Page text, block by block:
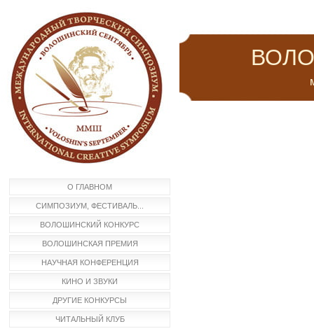
О ГЛАВНОМ
СИМПОЗИУМ, ФЕСТИВАЛЬ...
ВОЛОШИНСКИЙ КОНКУРС
ВОЛОШИНСКАЯ ПРЕМИЯ
НАУЧНАЯ КОНФЕРЕНЦИЯ
КИНО И ЗВУКИ
ДРУГИЕ КОНКУРСЫ
ЧИТАЛЬНЫЙ КЛУБ